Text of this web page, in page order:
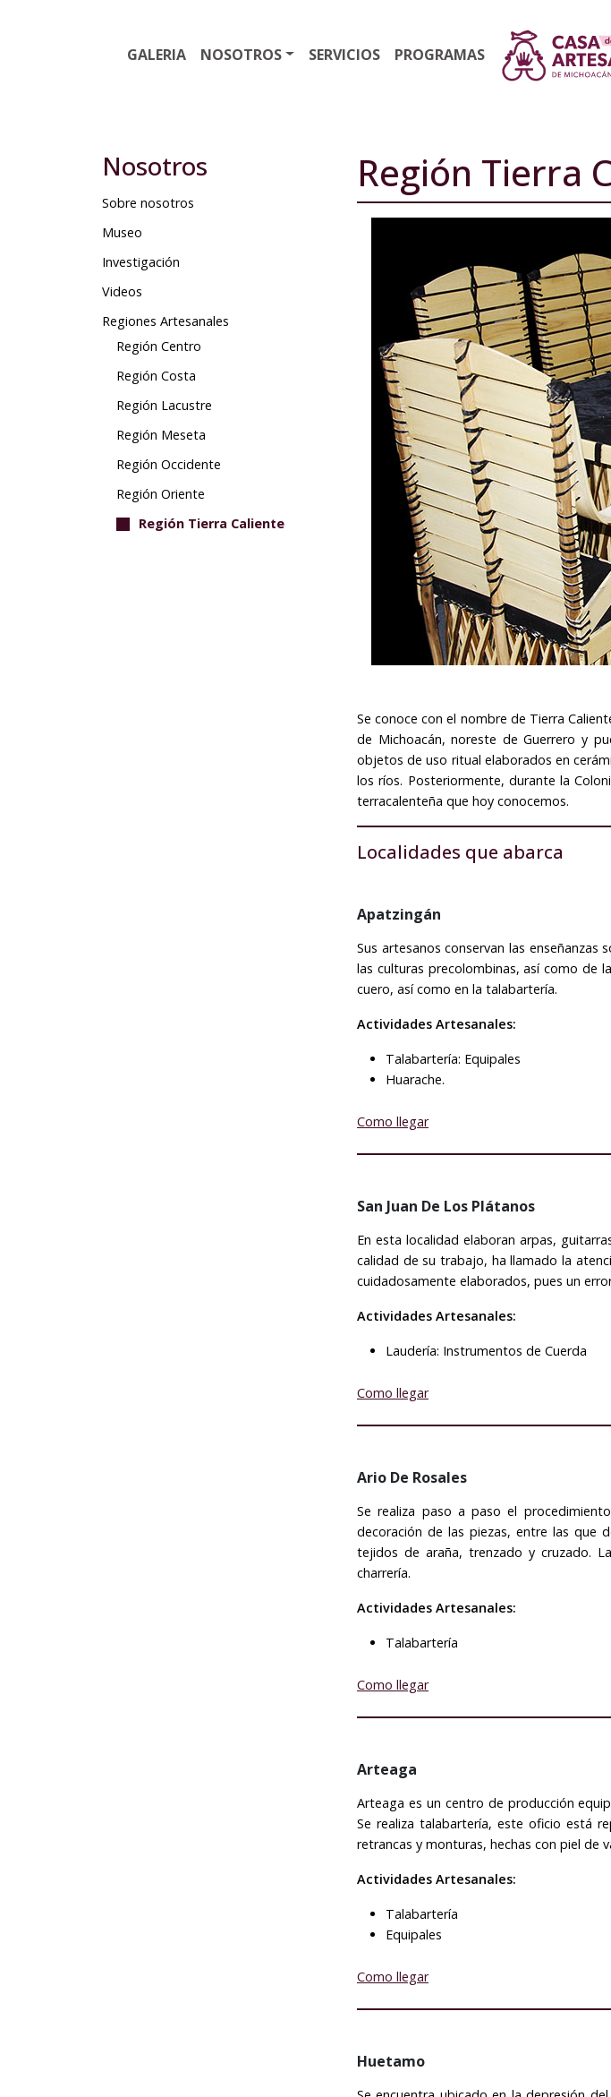
GALERIA NOSOTROS SERVICIOS PROGRAMAS
Nosotros
Sobre nosotros
Museo
Investigación
Videos
Regiones Artesanales
Región Centro
Región Costa
Región Lacustre
Región Meseta
Región Occidente
Región Oriente
Región Tierra Caliente
Región Tierra
Se conoce con el nombre de Tierra
de Michoacán, noreste de Guerrero y
objetos de uso ritual elaborados en
los ríos. Posteriormente, durante la
terracalenteña que hoy conocemos.
Localidades que abarca
Apatzingán
Sus artesanos conservan las
las culturas precolombinas, así como de
cuero, así como en la talabartería.
Actividades Artesanales:
Talabartería: Equipales
Huarache.
Como llegar
San Juan De Los Plátanos
En esta localidad elaboran arpas,
calidad de su trabajo, ha llamado la
cuidadosamente elaborados, pues un
Actividades Artesanales:
Laudería: Instrumentos de Cuerda
Como llegar
Ario De Rosales
Se realiza paso a paso el
decoración de las piezas, entre las que
tejidos de araña, trenzado y cruzado.
charrería.
Actividades Artesanales:
Talabartería
Como llegar
Arteaga
Arteaga es un centro de producción
Se realiza talabartería, este oficio está
retrancas y monturas, hechas con piel de
Actividades Artesanales:
Talabartería
Equipales
Como llegar
Huetamo